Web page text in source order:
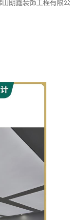
朗鑫装饰工程有限公